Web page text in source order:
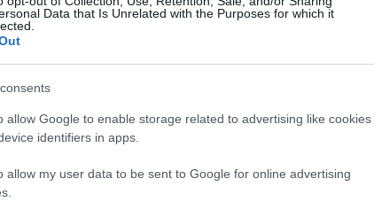
Data that Is Unrelated with the Purposes for which it
allow Google to enable storage related to advertising like cookies
identifiers in apps.
allow my user data to be sent to Google for online advertising
javaslatok megtételének, benyújtási határideje: